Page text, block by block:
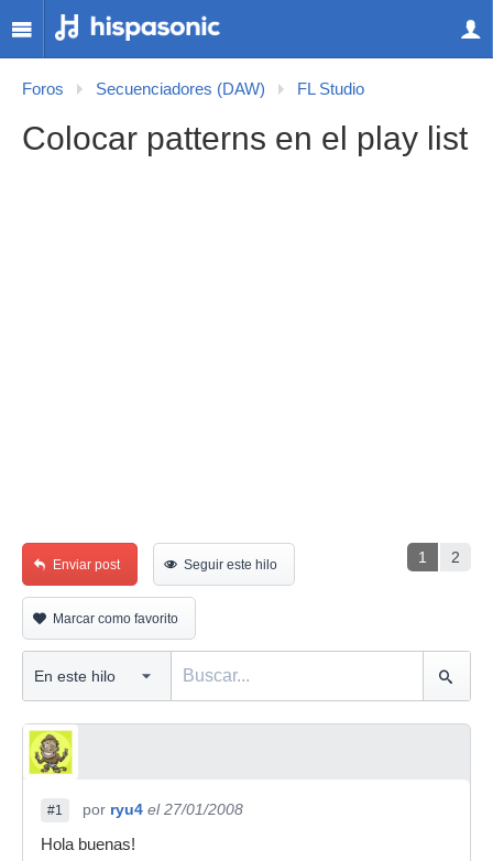
Foros Secuenciadores (DAW) FL Studio
Colocar patterns en el play list
1 2
Enviar post Seguir este hilo
Marcar como favorito
#1 por ryu4 el 27/01/2008
Hola buenas!